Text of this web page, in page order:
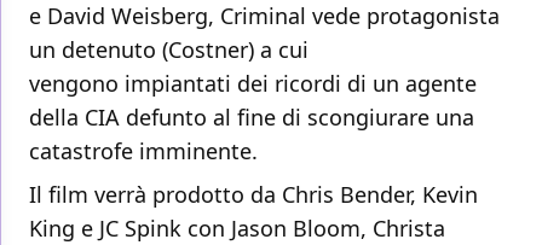
e David Weisberg, Criminal vede protagonista
un detenuto (Costner) a cui
vengono impiantati dei ricordi di un agente
della CIA defunto al fine di scongiurare una
catastrofe imminente.
Il film verrà prodotto da Chris Bender, Kevin
King e JC Spink con Jason Bloom, Christa